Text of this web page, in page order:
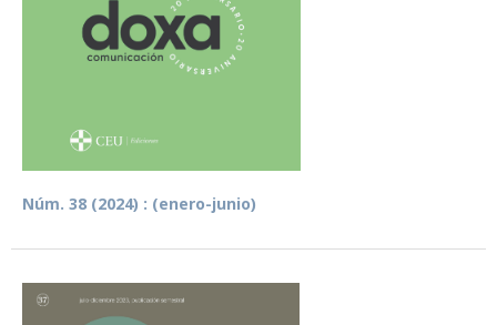
Núm. 38 (2024) : (enero-junio)